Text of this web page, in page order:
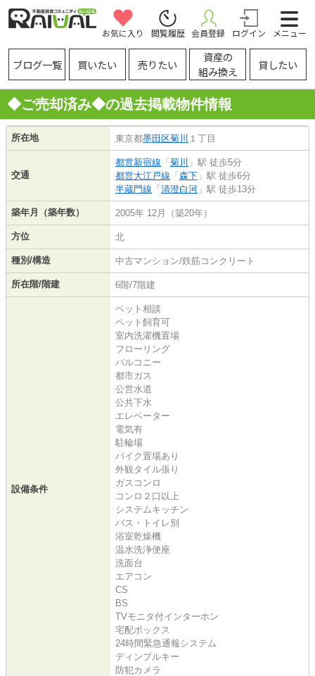
お気に入り 閲覧履歴 会員登録 ログイン メニュー
ブログ一覧 買いたい 売りたい
資産の
組み換え
貸したい
◆ご売却済み◆の過去掲載物件情報
所在地 東京都墨田区菊川 １丁目
交通
都営新宿線 「菊川 」駅 徒歩5分
都営大江戸線 「森下 」駅 徒歩6分
半蔵門線 「清澄白河 」駅 徒歩13分
築年月（築年数） 2005年 12月（築20年）
方位 北
種別/構造 中古マンション/鉄筋コンクリート
所在階/階建 6階/7階建
設備条件
ペット相談
ペット飼育可
室内洗濯機置場
フローリング
バルコニー
都市ガス
公営水道
公共下水
エレベーター
電気有
駐輪場
バイク置場あり
外観タイル張り
ガスコンロ
コンロ２口以上
システムキッチン
バス・トイレ別
浴室乾燥機
温水洗浄便座
洗面台
エアコン
CS
BS
TVモニタ付インターホン
宅配ボックス
24時間緊急通報システム
ディンプルキー
防犯カメラ